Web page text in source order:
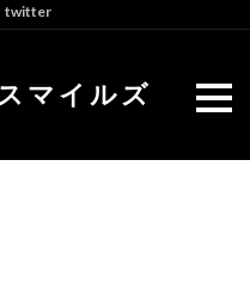
twitter